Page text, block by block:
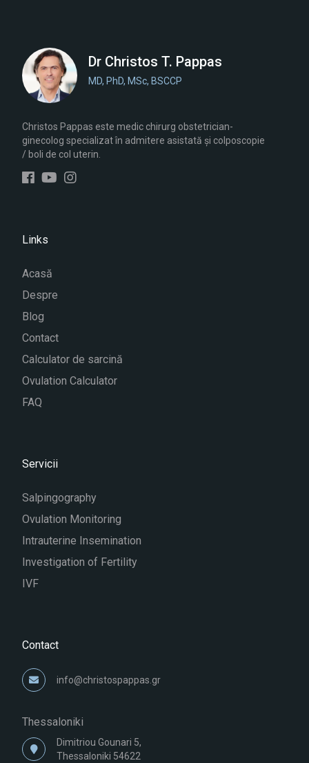
Dr Christos T. Pappas
MD, PhD, MSc, BSCCP
Christos Pappas este medic chirurg obstetrician-
ginecolog specializat în admitere asistată și colposcopie
/ boli de col uterin.
Links
Acasă
Despre
Blog
Contact
Calculator de sarcină
Ovulation Calculator
FAQ
Servicii
Salpingography
Ovulation Monitoring
Intrauterine Insemination
Investigation of Fertility
IVF
Contact
info@christospappas.gr
Thessaloniki
Dimitriou Gounari 5,
Thessaloniki 54622